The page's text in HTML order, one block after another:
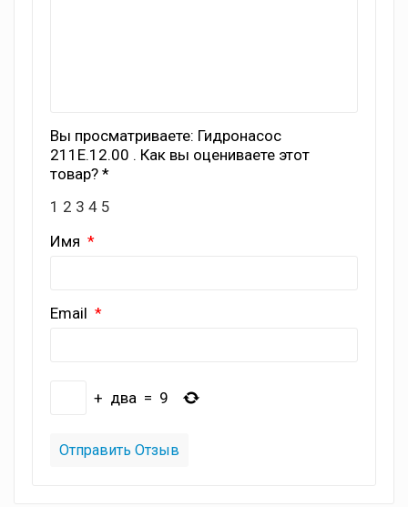
Вы просматриваете: Гидронасос
211Е.12.00 . Как вы оцениваете этот
товар? *
1 2 3 4 5
Имя
Email
+ два = 9